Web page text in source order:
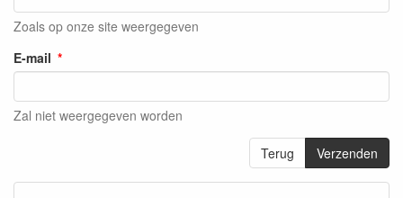
Zoals op onze site weergegeven
E-mail
Zal niet weergegeven worden
Terug Verzenden